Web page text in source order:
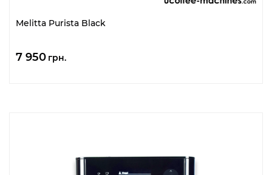
Melitta Purista Black
7 950 грн.